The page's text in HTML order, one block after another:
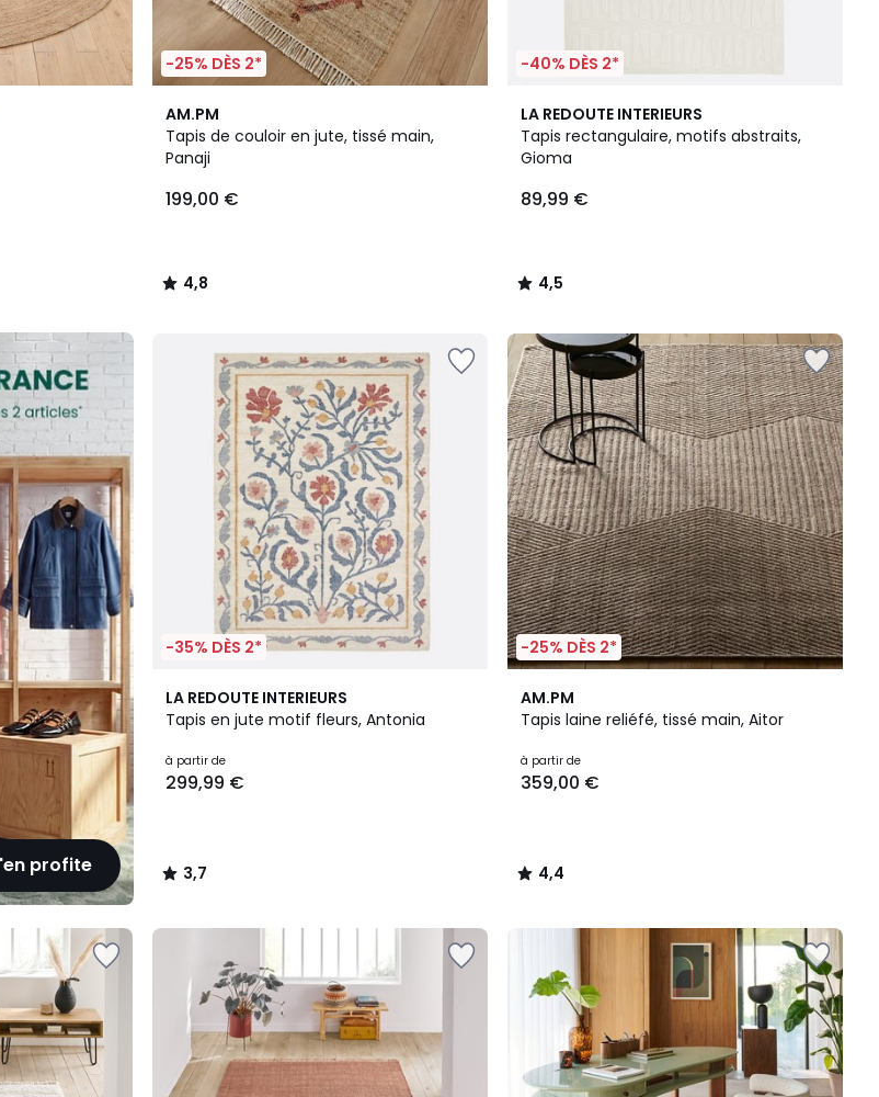
-25% DÈS 2*
AM.PM
Tapis de couloir en jute, tissé main,
Panaji
199,00 €
4,8
/ 5
4,8
/
-40% DÈS 2*
LA REDOUTE INTERIEURS
Tapis rectangulaire, motifs abstraits,
Gioma
89,99 €
4,5
/ 5
4,5
/
profite
-35% DÈS 2*
LA REDOUTE INTERIEURS
Tapis en jute motif fleurs, Antonia
à partir de
299,99 €
3,7
/ 5
3,7
/
-25% DÈS 2*
AM.PM
Tapis laine reliéfé, tissé main, Aitor
à partir de
359,00 €
4,4
/ 5
4,4
/